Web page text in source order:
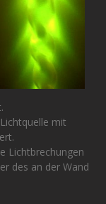
mit
Lichtbrechungen
des an der Wand